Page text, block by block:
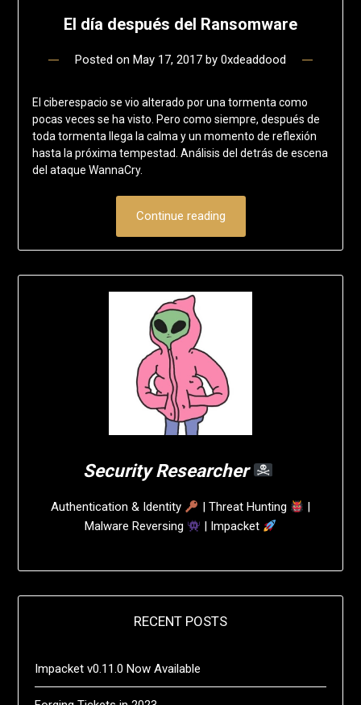
El día después del Ransomware
Posted on May 17, 2017 by 0xdeaddood
El ciberespacio se vio alterado por una tormenta como
pocas veces se ha visto. Pero como siempre, después de
toda tormenta llega la calma y un momento de reflexión
hasta la próxima tempestad. Análisis del detrás de escena
del ataque WannaCry.
Continue reading
Security Researcher
Authentication & Identity | Threat Hunting
|
Malware Reversing
| Impacket
RECENT POSTS
Impacket v0.11.0 Now Available